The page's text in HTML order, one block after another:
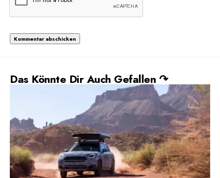
Das Könnte Dir Auch Gefallen ↷